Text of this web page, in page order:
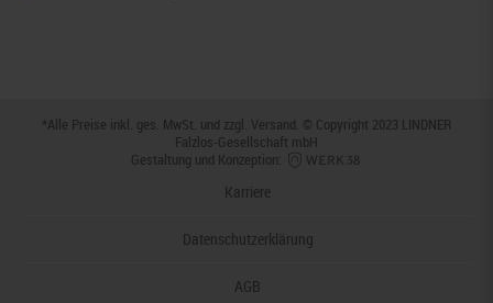
*Alle Preise inkl. ges. MwSt. und zzgl. Versand . © Copyright 2023 LINDNER
Falzlos-Gesellschaft mbH
Gestaltung und Konzeption:
Karriere
Datenschutzerklärung
AGB